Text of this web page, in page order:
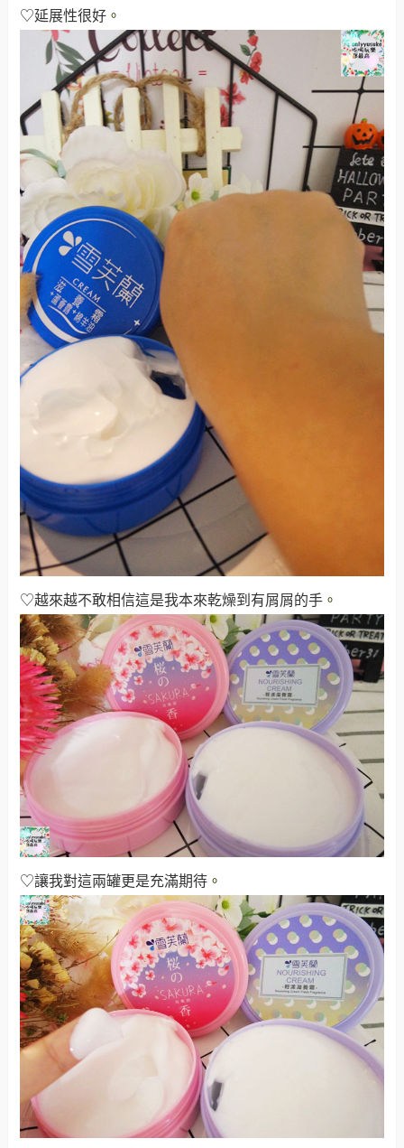
♡延展性很好 。
♡越來越不敢相信這是我本來乾燥到有屑屑的手 。
♡讓我對這兩罐更是充滿期待 。